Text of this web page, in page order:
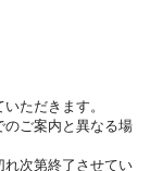
ただきます。
ご案内と異なる場
次第終了させてい